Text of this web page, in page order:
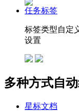
任务标签
标签类型自定
设置
多种方式自
星标文档